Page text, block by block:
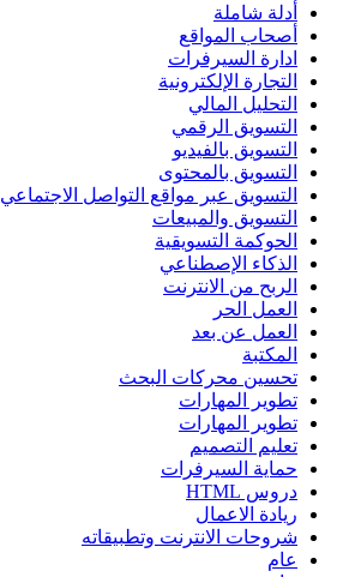
أدلة شاملة
أصحاب المواقع
ادارة السيرفرات
التجارة الإلكترونية
التحليل المالي
التسويق الرقمي
التسويق بالفيديو
التسويق بالمحتوى
التسويق عبر مواقع التواصل الاجتماعي
التسويق والمبيعات
الحوكمة التسويقية
الذكاء الإصطناعي
الربح من الانترنت
العمل الحر
العمل عن بعد
المكتبة
تحسين محركات البحث
تطوير المهارات
تطوير المهارات
تعليم التصميم
حماية السيرفرات
دروس HTML
ريادة الاعمال
شروحات الانترنت وتطبيقاته
عام